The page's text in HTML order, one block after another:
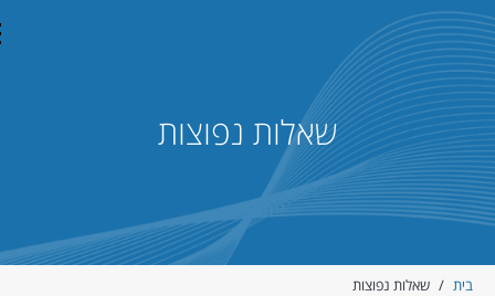
שאלות נפוצות
/ שאלות נפוצות